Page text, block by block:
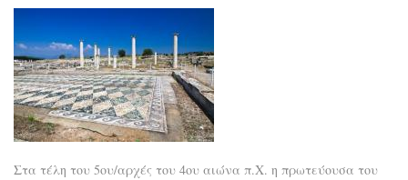
Στα τέλη του 5ου/αρχές του 4ου αιώνα π.Χ. η πρωτεύουσα του